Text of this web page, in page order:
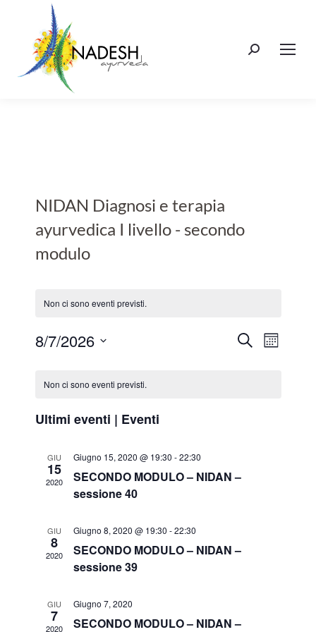
Cerca:
NIDAN Diagnosi e terapia
ayurvedica I livello - secondo
modulo
Non ci sono eventi previsti.
Eventi
Cerca
Mese
8/7/2026
Calendario
di
Non ci sono eventi previsti.
Ultimi eventi | Eventi
GIU
15
2020
Giugno 15, 2020 @ 19:30 -22:30
SECONDO MODULO – NIDAN –
sessione 40
GIU
8
2020
Giugno 8, 2020 @ 19:30 -22:30
SECONDO MODULO – NIDAN –
sessione 39
GIU
7
2020
Giugno 7, 2020
SECONDO MODULO – NIDAN –